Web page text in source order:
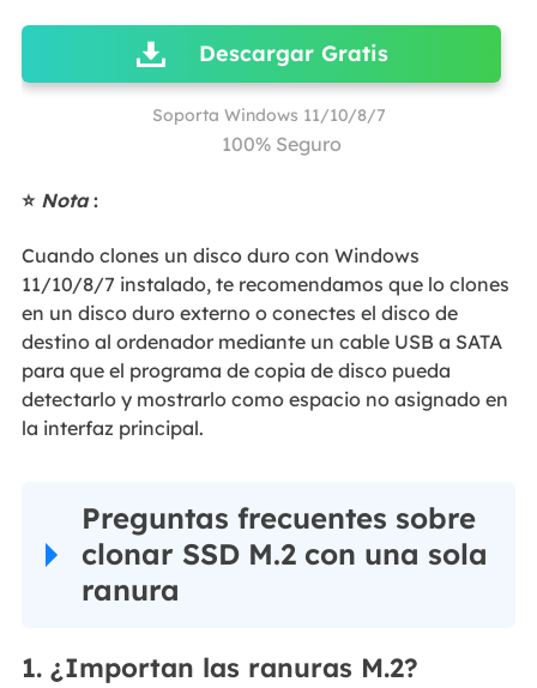
Descargar Gratis
Soporta Windows 11/10/8/7
100% Seguro
⭐Nota:
Cuando clones un disco duro con Windows
11/10/8/7 instalado, te recomendamos que lo clones
en un disco duro externo o conectes el disco de
destino al ordenador mediante un cable USB a SATA
para que el programa de copia de disco pueda
detectarlo y mostrarlo como espacio no asignado en
la interfaz principal.
Preguntas frecuentes sobre
clonar SSD M.2 con una sola
ranura
1. ¿Importan las ranuras M.2?